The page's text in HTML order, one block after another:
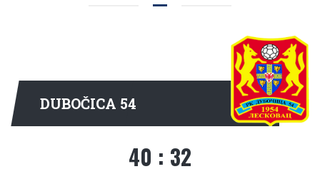
DUBOČICA 54
40 : 32